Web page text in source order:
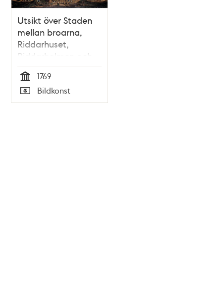
Utsikt över Staden
mellan broarna,
Riddarhuset,
Riddarholmen och
Södermalm
Tid
1769
Typ
Bildkonst